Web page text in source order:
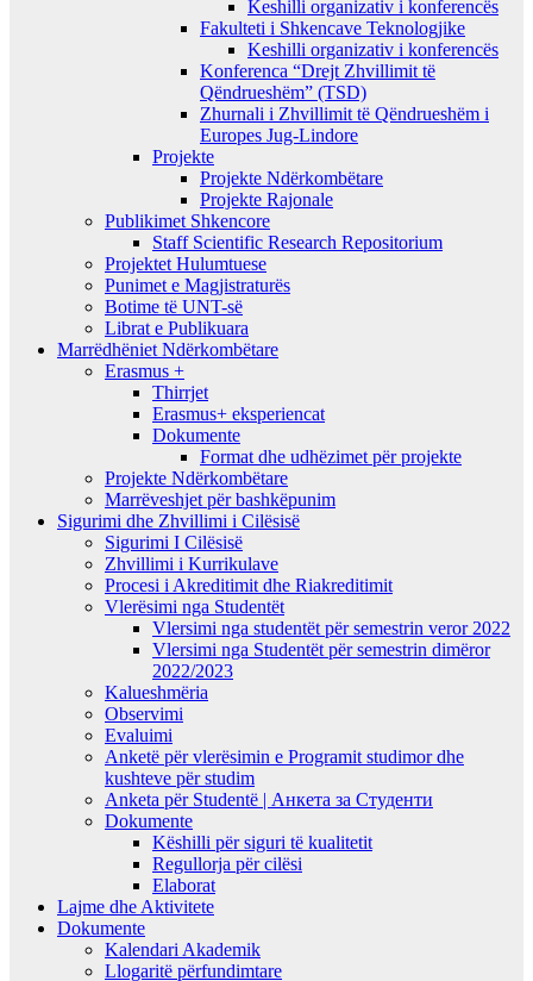
Keshilli organizativ i konferencës
Fakulteti i Shkencave Teknologjike
Keshilli organizativ i konferencës
Konferenca “Drejt Zhvillimit të
Qëndrueshëm” (TSD)
Zhurnali i Zhvillimit të Qëndrueshëm i
Europes Jug-Lindore
Projekte
Projekte Ndërkombëtare
Projekte Rajonale
Publikimet Shkencore
Staff Scientific Research Repositorium
Projektet Hulumtuese
Punimet e Magjistraturës
Botime të UNT-së
Librat e Publikuara
Marrëdhëniet Ndërkombëtare
Erasmus +
Thirrjet
Erasmus+ eksperiencat
Dokumente
Format dhe udhëzimet për projekte
Projekte Ndërkombëtare
Marrëveshjet për bashkëpunim
Sigurimi dhe Zhvillimi i Cilësisë
Sigurimi I Cilësisë
Zhvillimi i Kurrikulave
Procesi i Akreditimit dhe Riakreditimit
Vlerësimi nga Studentët
Vlersimi nga studentët për semestrin veror 2022
Vlersimi nga Studentët për semestrin dimëror
2022/2023
Kalueshmëria
Observimi
Evaluimi
Anketë për vlerësimin e Programit studimor dhe
kushteve për studim
Anketa për Studentë | Анкета за Студенти
Dokumente
Këshilli për siguri të kualitetit
Regullorja për cilësi
Elaborat
Lajme dhe Aktivitete
Dokumente
Kalendari Akademik
Llogaritë përfundimtare